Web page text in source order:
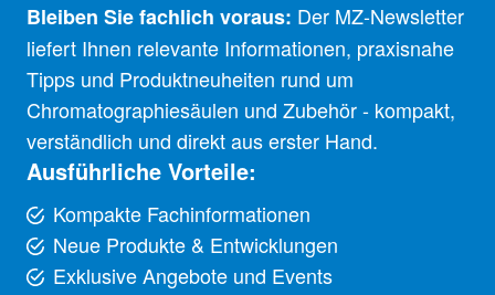
Bleiben Sie fachlich voraus: Der MZ-Newsletter
liefert Ihnen relevante Informationen, praxisnahe
Tipps und Produktneuheiten rund um
Chromatographiesäulen und Zubehör - kompakt,
verständlich und direkt aus erster Hand.
Ausführliche Vorteile:
Kompakte Fachinformationen
Neue Produkte & Entwicklungen
Exklusive Angebote und Events